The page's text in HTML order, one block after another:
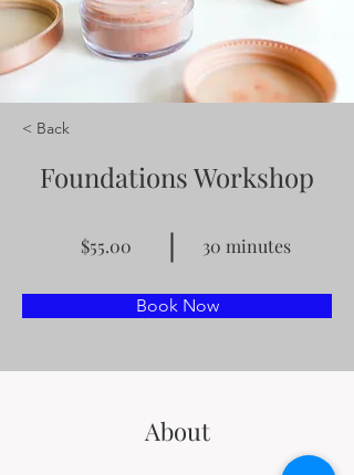
< Back
Foundations Workshop
$55.00 30 minutes
Book Now
About